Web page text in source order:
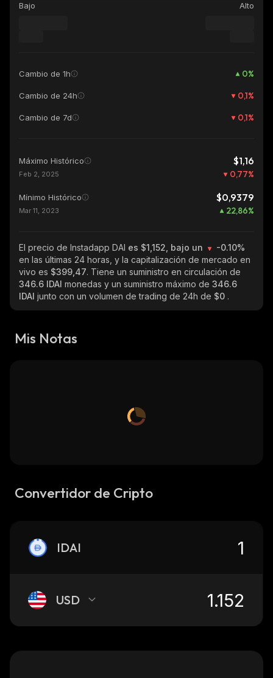
Bajo Alto
Cambio de 1h 0%
Cambio de 24h 0,1%
Cambio de 7d 0,1%
Máximo Histórico $1,16
Feb 2, 2025 0,77%
Mínimo Histórico $0,9379
Mar 11, 2023 22,86%
El precio de Instadapp DAI es $1,152, bajo un
-0.10%
en las últimas 24 horas, y la capitalización de mercado en
vivo es $399,47. Tiene un suministro en circulación de
346.6 IDAI monedas y un suministro máximo de 346.6
IDAI junto con un volumen de trading de 24h de $0 .
Mis Notas
Convertidor de Cripto
IDAI
USD